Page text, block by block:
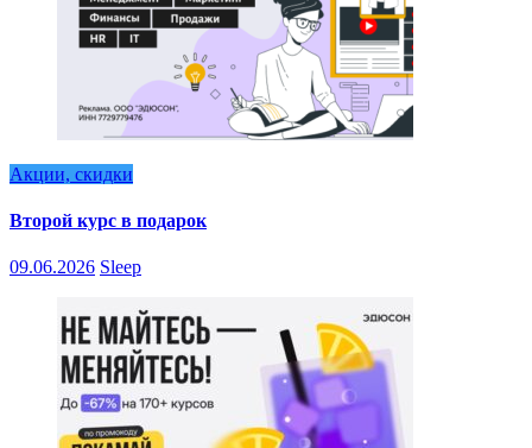
Акции, скидки
Второй курс в подарок
09.06.2026 Sleep